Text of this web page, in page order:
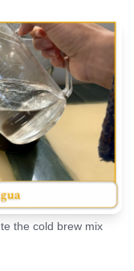
the cold brew mix